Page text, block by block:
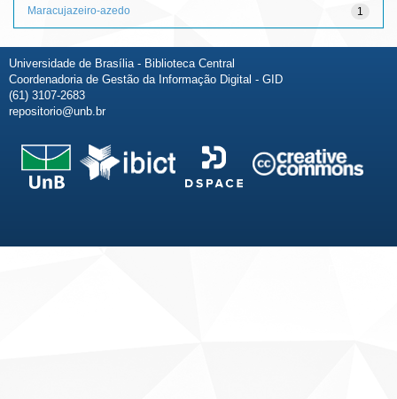
1
Maracujazeiro-azedo
Universidade de Brasília - Biblioteca Central
Coordenadoria de Gestão da Informação Digital - GID
(61) 3107-2683
repositorio@unb.br